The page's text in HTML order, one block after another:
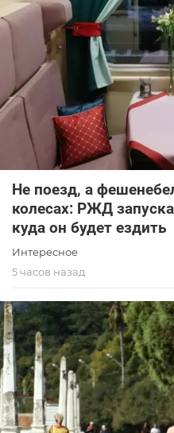
Не поезд, а
колесах: РЖД
куда он будет ездить
Интересное
5 часов назад